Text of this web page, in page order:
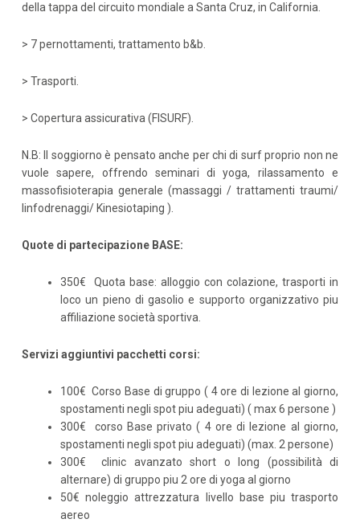
della tappa del circuito mondiale a Santa Cruz, in California.
> 7 pernottamenti, trattamento b&b.
> Trasporti.
> Copertura assicurativa (FISURF).
N.B: Il soggiorno è pensato anche per chi di surf proprio non ne
vuole sapere, offrendo seminari di yoga, rilassamento e
massofisioterapia generale (massaggi / trattamenti traumi/
linfodrenaggi/ Kinesiotaping ).
Quote di partecipazione BASE:
350€ Quota base: alloggio con colazione, trasporti in
loco un pieno di gasolio e supporto organizzativo piu
affiliazione società sportiva.
Servizi aggiuntivi pacchetti corsi:
100€ Corso Base di gruppo ( 4 ore di lezione al giorno,
spostamenti negli spot piu adeguati) ( max 6 persone )
300€ corso Base privato ( 4 ore di lezione al giorno,
spostamenti negli spot piu adeguati) (max. 2 persone)
300€ clinic avanzato short o long (possibilità di
alternare) di gruppo piu 2 ore di yoga al giorno
50€ noleggio attrezzatura livello base piu trasporto
aereo